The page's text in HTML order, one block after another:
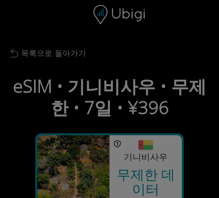
내비게이션 바 하단
Back to list
목록으로 돌아가기
eSIM • 기니비사우 • 무제
한 • 7일 • ¥396
기니비사우
무제한 데
이터